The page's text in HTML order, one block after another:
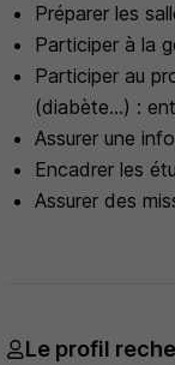
Préparer les
Participer à la
Participer au
(diabète...) :
Assurer une
Encadrer les
Assurer des
Le profil